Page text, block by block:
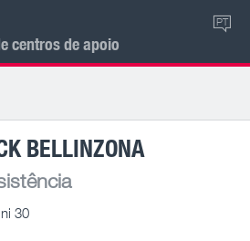
centros de apoio
PT
BELLINZONA
30